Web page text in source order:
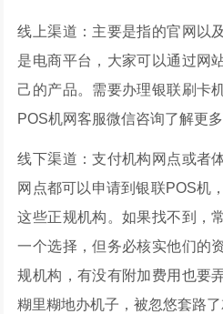
线上渠道：主要是指的官网以
是电商平台，大家可以通过网
己的产品。需要办理银联刷卡
POS机网客服微信咨询了解更多
线下渠道：支付机构网点或者
网点都可以申请到银联POS机
这些正规机构。如果找不到，
一个选择，但务必核实他们的
规机构，有没有附加费用也要
糊里糊地办机子，被忽悠套路了